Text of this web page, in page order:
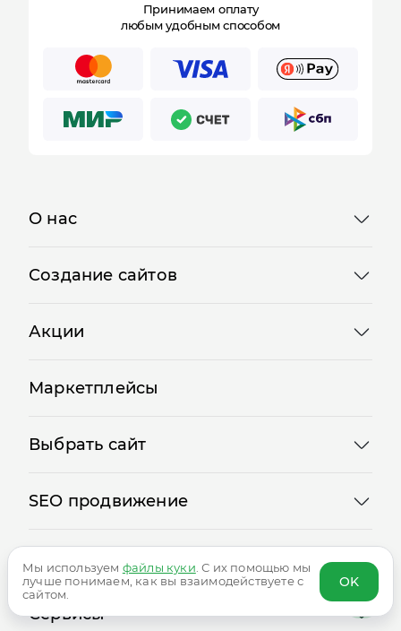
любым удобным способом
Реклама
Сервисы
Мы используем файлы куки . С их помощью мы
лучше понимаем, как вы взаимодействуете с
сайтом.
OK